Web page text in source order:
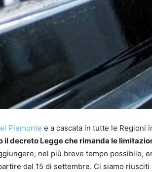
Piemonte e a cascata in tutte le Regioni
decreto Legge che rimanda le
nel più breve tempo possibile,
dal 15 di settembre. Ci siamo